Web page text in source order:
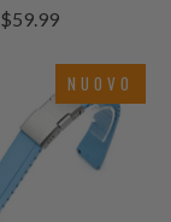
$59.99
NUOVO